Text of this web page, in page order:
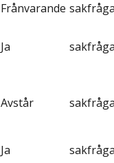
Frånvarande
Ja
Avstår
Ja